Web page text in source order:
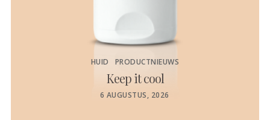
HUID PRODUCTNIEUWS
Keep it cool
POSTED
6 AUGUSTUS, 2026